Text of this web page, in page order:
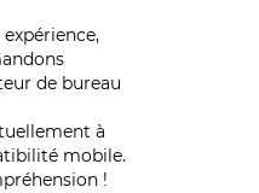
de bureau
à
mobile.
!